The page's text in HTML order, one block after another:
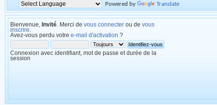
Powered by Translate
Bienvenue, Invité . Merci de vous connecter ou de vous
inscrire
Avez-vous perdu votre e-mail d'activation ?
Connexion avec identifiant, mot de passe et durée de la
session